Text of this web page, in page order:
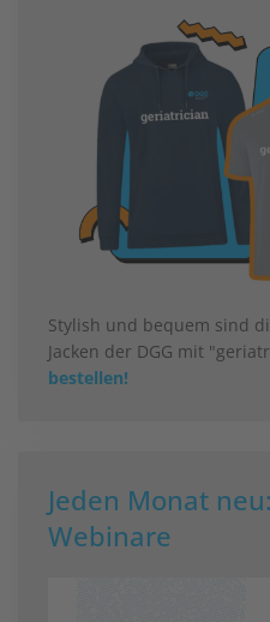
Stylish und bequem sind
Jacken der DGG mit
bestellen!
Jeden Monat
Webinare